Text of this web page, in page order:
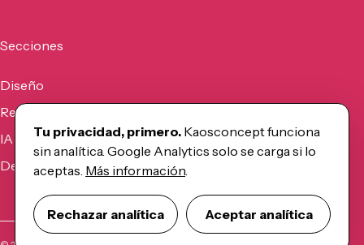
Secciones
Diseño
Recursos
IA
Desarrollo
Tu privacidad, primero. Kaosconcept funciona
sin analítica. Google Analytics solo se carga si lo
aceptas. Más información.
Rechazar analítica Aceptar analítica